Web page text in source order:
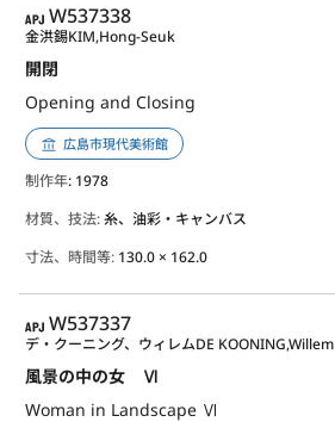
APJ
W537338
開閉
Opening and Closing
金洪錫KIM,Hong-Seuk
広島市現代美術館
制作年: 1978
材質、技法:糸、油彩・キャンバス
寸法、時間等: 130.0 × 162.0
APJ
W537337
風景の中の女 Ⅵ
Woman in Landscape Ⅵ
デ・クーニング、ウィレムDE KOONING,Willem